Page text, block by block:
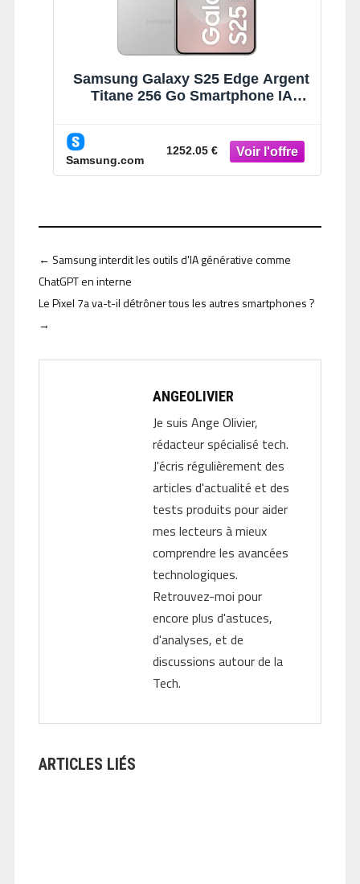
Samsung Galaxy S25 Edge Argent
Titane 256 Go Smartphone IA
Samsung.com
1252.05 €
← Samsung interdit les outils d'IA générative comme
ChatGPT en interne
Le Pixel 7a va-t-il détrôner tous les autres smartphones ?
→
ANGEOLIVIER
Je suis Ange Olivier,
rédacteur spécialisé tech.
J'écris régulièrement des
articles d'actualité et des
tests produits pour aider
mes lecteurs à mieux
comprendre les avancées
technologiques.
Retrouvez-moi pour
encore plus d'astuces,
d'analyses, et de
discussions autour de la
Tech.
ARTICLES LIÉS